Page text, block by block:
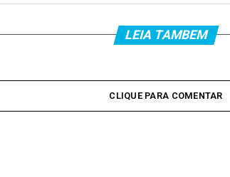
LEIA TAMBEM
CLIQUE PARA COMENTAR